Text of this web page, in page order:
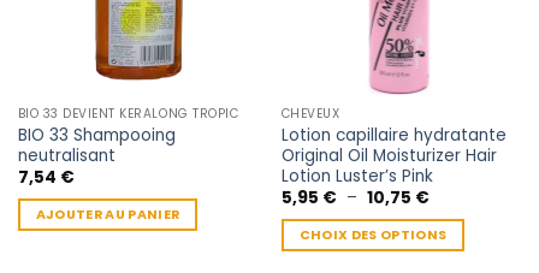
BIO 33 DEVIENT KERALONG TROPIC
BIO 33 Shampooing
neutralisant
7,54 €
AJOUTER AU PANIER
CHEVEUX
Lotion capillaire hydratante
Original Oil Moisturizer Hair
Lotion Luster’s Pink
5,95 € – 10,75 €Plage
prix :
5,95 €
à
CHOIX DES OPTIONS